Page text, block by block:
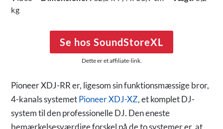
kg
Se hos SoundStoreXL
Dette er et affiliate-link.
Pioneer XDJ-RR er, ligesom sin funktionsmæssige bror,
4-kanals systemetPioneer XDJ-XZ, et komplet DJ-
system til den professionelle DJ. Den eneste
bemærkelsesværdige forskel på de to systemer er, at